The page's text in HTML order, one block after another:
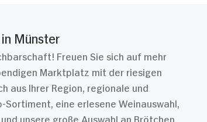
Münster
Freuen Sie sich auf mehr
Marktplatz mit der riesigen
aus Ihrer Region, regionale und
eine erlesene Weinauswahl,
unsere große Auswahl an Brötchen